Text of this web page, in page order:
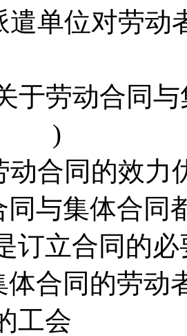
遣单位对劳动
于劳动合同
)
动合同的效力
同与集体合同
订立合同的必
体合同的劳动
工会